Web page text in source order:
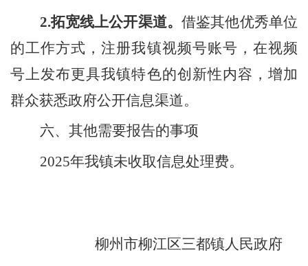
2.拓宽线上公开渠道。借鉴其他优秀单位
的工作方式，注册我镇视频号账号，在视频
号上发布更具我镇特色的创新性内容，增加
群众获悉政府公开信息渠道。
六、其他需要报告的事项
2025年我镇未收取信息处理费。
柳州市柳江区三都镇人民政府